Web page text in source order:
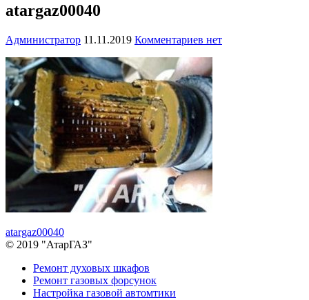
atargaz00040
Администратор 11.11.2019 Комментариев нет
Навигация
по
записям
atargaz00040
© 2019 "АтарГАЗ"
Дополнительное
Ремонт духовых шкафов
Ремонт газовых форсунок
Настройка газовой автомтики